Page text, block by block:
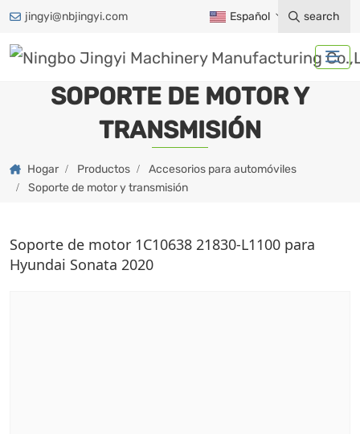
jingyi@nbjingyi.com Español search
SOPORTE DE MOTOR Y
TRANSMISIÓN
Hogar Productos
Accesorios para automóviles
Soporte de motor y transmisión
Soporte de motor 1C10638 21830-L1100 para
Hyundai Sonata 2020